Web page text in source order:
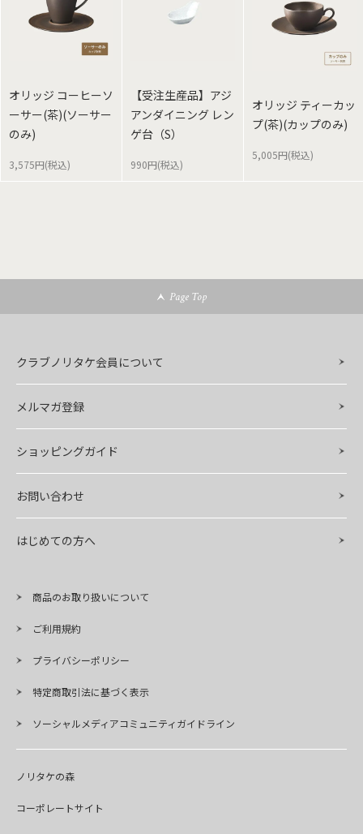
オリッジ コーヒーソ
ーサー(茶)(ソーサー
のみ)
3,575円(税込)
【受注生産品】アジ
アンダイニング レン
ゲ台（S）
990円(税込)
オリッジ ティーカッ
プ(茶)(カップのみ)
5,005円(税込)
Page Top
クラブノリタケ会員について
メルマガ登録
ショッピングガイド
お問い合わせ
はじめての方へ
商品のお取り扱いについて
ご利用規約
プライバシーポリシー
特定商取引法に基づく表示
ソーシャルメディアコミュニティガイドライン
ノリタケの森
コーポレートサイト